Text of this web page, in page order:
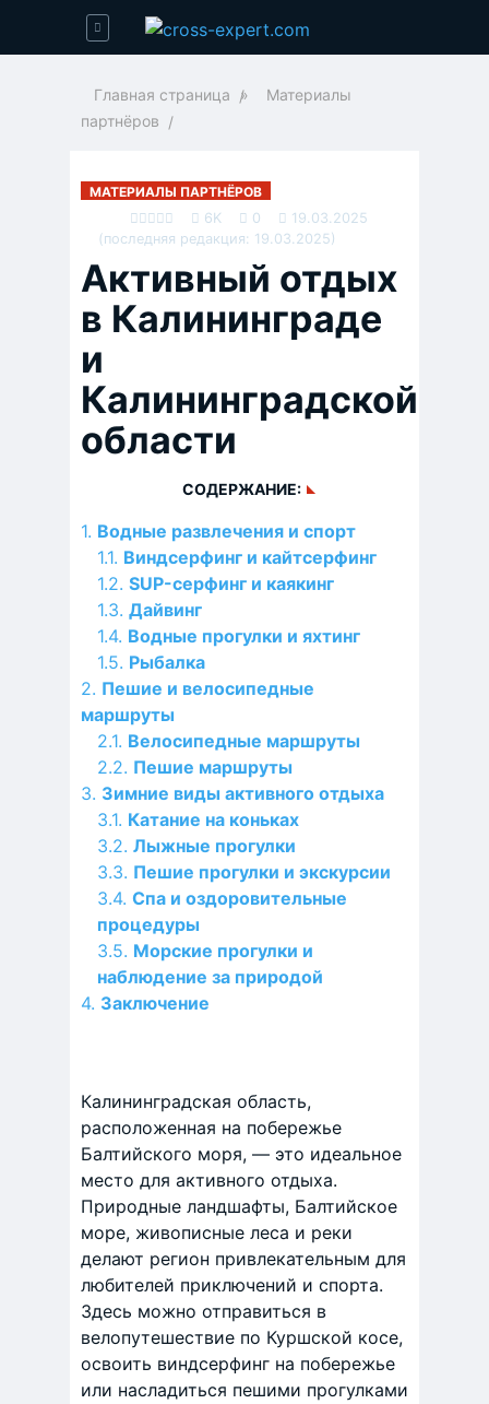
Главная страница »
Материалы
партнёров
МАТЕРИАЛЫ ПАРТНЁРОВ
6K
0
19.03.2025
(последняя редакция: 19.03.2025)
Активный отдых
в Калининграде
и
Калининградской
области
СОДЕРЖАНИЕ:
Водные развлечения и спорт
Виндсерфинг и кайтсерфинг
SUP-серфинг и каякинг
Дайвинг
Водные прогулки и яхтинг
Рыбалка
Пешие и велосипедные
маршруты
Велосипедные маршруты
Пешие маршруты
Зимние виды активного отдыха
Катание на коньках
Лыжные прогулки
Пешие прогулки и экскурсии
Спа и оздоровительные
процедуры
Морские прогулки и
наблюдение за природой
Заключение
Калининградская область,
расположенная на побережье
Балтийского моря, — это идеальное
место для активного отдыха.
Природные ландшафты, Балтийское
море, живописные леса и реки
делают регион привлекательным для
любителей приключений и спорта.
Здесь можно отправиться в
велопутешествие по Куршской косе,
освоить виндсерфинг на побережье
или насладиться пешими прогулками